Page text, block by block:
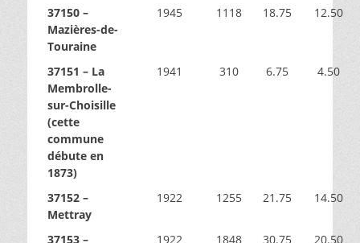
37150 –
Mazières-de-
Touraine
1945 1118 18.75 12.50
37151 – La
Membrolle-
sur-Choisille
(cette
commune
débute en
1873)
1941 310 6.75 4.50
37152 –
Mettray
1922 1255 21.75 14.50
37153 –
1922 1848 30.75 20.50